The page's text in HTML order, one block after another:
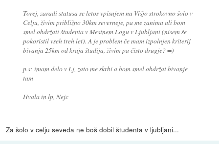
Torej, zaradi statusa se letos vpisujem na Višjo strokovno šolo v
Celju, živim približno 30km severneje, pa me zanima ali bom
smel obdržati študenta v Mestnem Logu v Ljubljani (nisem še
pokoristil vseh treh let). A je problem če mam izpolnjen kriterij
bivanja 25km od kraja študija, živim pa čisto drugje? =)
p.s: imam delo v Lj, zato me skrbi a bom smel obdržat bivanje
tam
Hvala in lp, Nejc
Za šolo v celju seveda ne boš dobil študenta v ljubljani...